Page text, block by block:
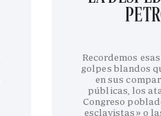
Recordemos
golpes blandos
en sus
públicas, los
Congreso
esclavistas» o